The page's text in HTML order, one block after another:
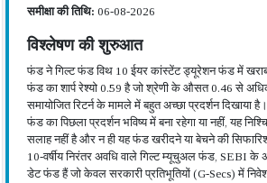
समीक्षा की तिथि: 06-08-2026
विश्लेषण की शुरुआत
फंड ने गिल्ट फंड विथ 10 ईयर कांस्टेंट ड्यूरेशन फंड में खराब
फंड का शार्प रेश्यो 0.59 है जो श्रेणी के औसत 0.46 से
समायोजित रिटर्न के मामले में बहुत अच्छा प्रदर्शन दिखाया है।
फंड का पिछला प्रदर्शन भविष्य में बना रहेगा या नहीं, यह
सलाह नहीं है और न ही यह फंड खरीदने या बेचने की
10-वर्षीय निरंतर अवधि वाले गिल्ट म्यूचुअल फंड, SEBI के
डेट फंड हैं जो केवल सरकारी प्रतिभूतियों (G-Secs) में